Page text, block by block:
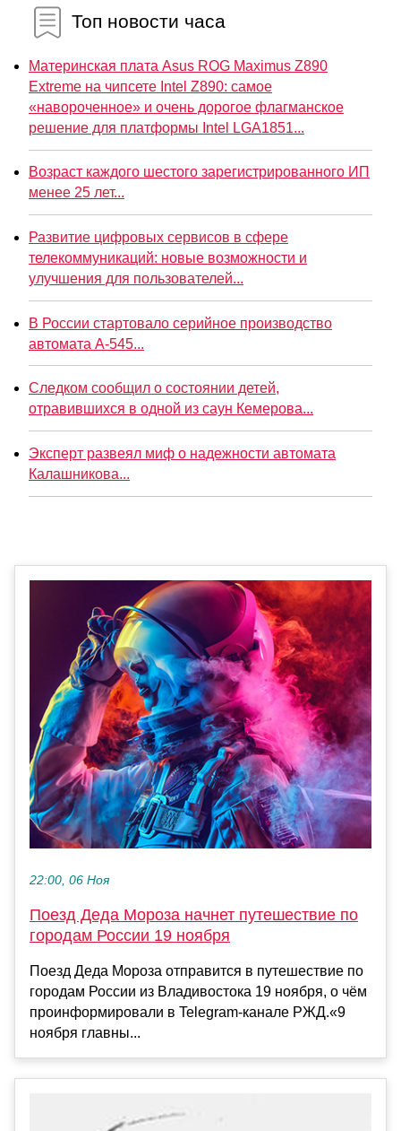
Топ новости часа
Материнская плата Asus ROG Maximus Z890
Extreme на чипсете Intel Z890: самое
«навороченное» и очень дорогое флагманское
решение для платформы Intel LGA1851...
Возраст каждого шестого зарегистрированного ИП
менее 25 лет...
Развитие цифровых сервисов в сфере
телекоммуникаций: новые возможности и
улучшения для пользователей...
В России стартовало серийное производство
автомата А-545...
Следком сообщил о состоянии детей,
отравившихся в одной из саун Кемерова...
Эксперт развеял миф о надежности автомата
Калашникова...
22:00, 06 Ноя
Поезд Деда Мороза начнет путешествие по
городам России 19 ноября
Поезд Деда Мороза отправится в путешествие по
городам России из Владивостока 19 ноября, о чём
проинформировали в Telegram-канале РЖД.«9
ноября главны...